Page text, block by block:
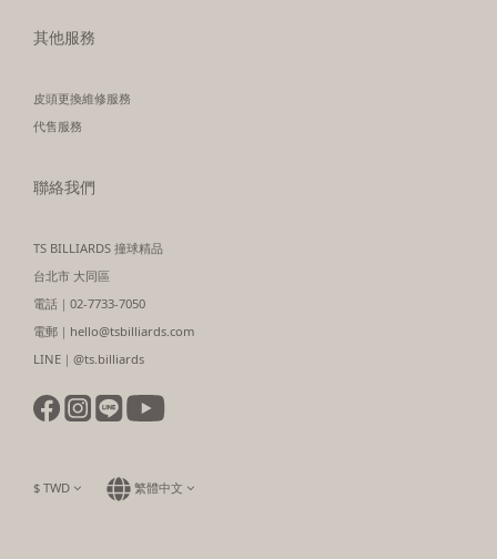
其他服務
皮頭更換維修服務
代售服務
聯絡我們
TS BILLIARDS 撞球精品
台北市 大同區
電話｜02-7733-7050
電郵｜hello@tsbilliards.com
LINE｜@ts.billiards
$ TWD 繁體中文